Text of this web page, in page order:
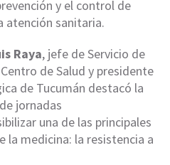
y el control de
atención sanitaria.
Raya, jefe de Servicio de
de Salud y presidente
de Tucumán destacó la
jornadas
una de las principales
la medicina: la resistencia a